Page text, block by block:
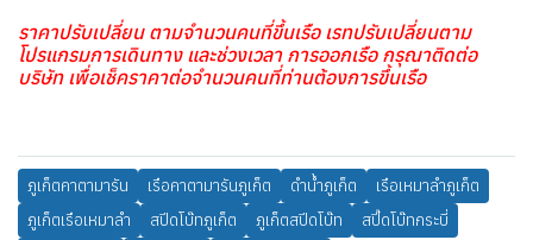
ราคาปรับเปลี่ยน ตามจำนวนคนที่ขึ้นเรือ เรทปรับเปลี่ยนตาม
โปรแกรมการเดินทาง และช่วงเวลา การออกเรือ กรุณาติดต่อ
บริษัท เพื่อเช็คราคาต่อจำนวนคนที่ท่านต้องการขึ้นเรือ
ภูเก็ตคาตามารัน เรือคาตามารันภูเก็ต ดำน้ำภูเก็ต
เรือเหมาลำภูเก็ต
ภูเก็ตเรือเหมาลำ
สปีดโบ๊ทภูเก็ต ภูเก็ตสปีดโบ๊ท
สปี๊ดโบ๊ทกระบี่